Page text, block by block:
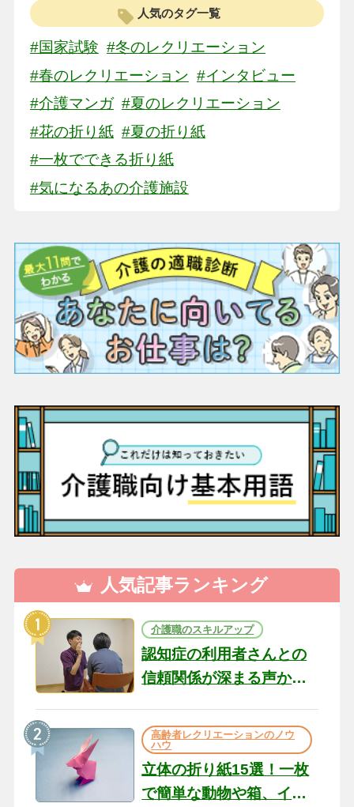
人気のタグ一覧
#国家試験 #冬のレクリエーション
#春のレクリエーション #インタビュー
#介護マンガ #夏のレクリエーション
#花の折り紙 #夏の折り紙
#一枚でできる折り紙
#気になるあの介護施設
人気記事ランキング
介護職のスキルアップ
認知症の利用者さんとの
信頼関係が深まる声かけ
の現場から（22）
高齢者レクリエーションのノウ
ハウ
立体の折り紙15選！一枚
で簡単な動物や箱、イン